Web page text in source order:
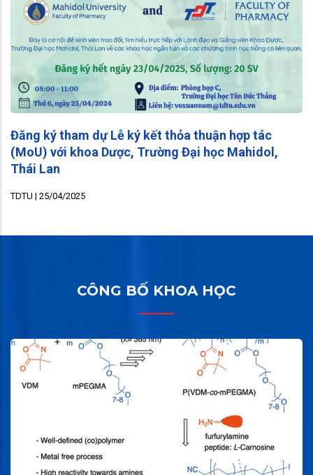
Đăng ký tham dự Lễ ký kết thỏa thuận hợp tác
(MoU) với khoa Dược, Trường Đại học Mahidol,
Thái Lan
TDTU | 25/04/2025
CÔNG BỐ KHOA HỌC